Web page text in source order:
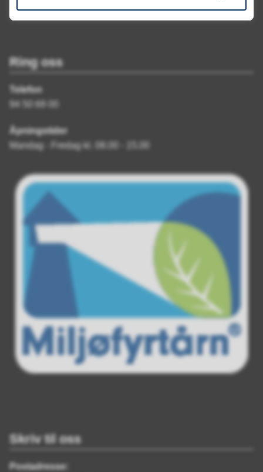
Ring oss
Telefon
94 50 69 00
Åpningstider
Mandag - Fredag kl. 08.00 - 15.00
Skriv til oss
Postadresse: